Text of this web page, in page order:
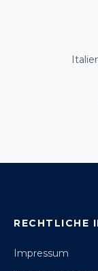
RECHTLICHE
Impressum